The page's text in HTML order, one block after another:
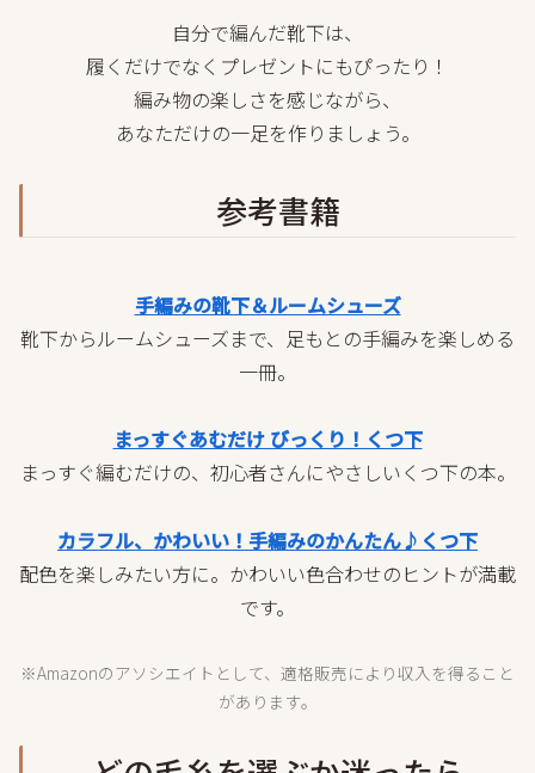
自分で編んだ靴下は、
履くだけでなくプレゼントにもぴったり！
編み物の楽しさを感じながら、
あなただけの一足を作りましょう。
参考書籍
手編みの靴下＆ルームシューズ
靴下からルームシューズまで、足もとの手編みを楽しめる
一冊。
まっすぐあむだけ びっくり！くつ下
まっすぐ編むだけの、初心者さんにやさしいくつ下の本。
カラフル、かわいい！手編みのかんたん♪くつ下
配色を楽しみたい方に。かわいい色合わせのヒントが満載
です。
※Amazonのアソシエイトとして、適格販売により収入を得ること
があります。